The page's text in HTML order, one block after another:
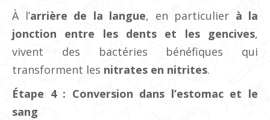
À l’arrière de la langue, en particulier à la
jonction entre les dents et les gencives,
vivent des bactéries bénéfiques qui
transforment les nitrates en nitrites.
Étape 4 : Conversion dans l’estomac et le
sang